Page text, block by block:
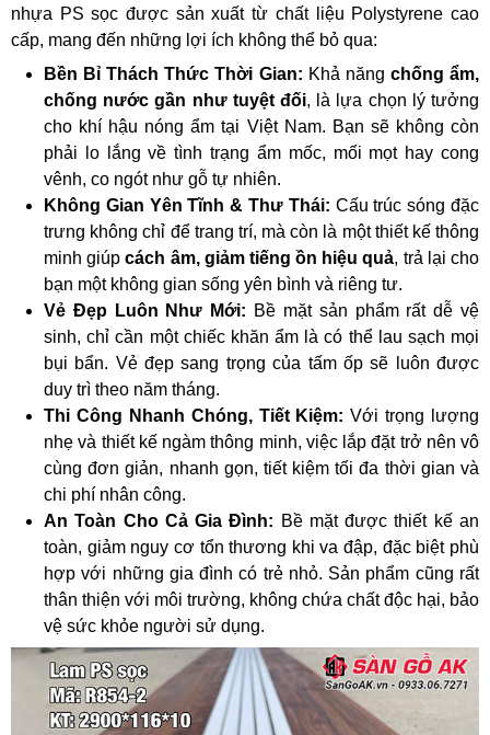
nhựa PS sọc được sản xuất từ chất liệu Polystyrene cao
cấp, mang đến những lợi ích không thể bỏ qua:
Bền Bỉ Thách Thức Thời Gian: Khả năng chống ẩm,
chống nước gần như tuyệt đối, là lựa chọn lý tưởng
cho khí hậu nóng ẩm tại Việt Nam. Bạn sẽ không còn
phải lo lắng về tình trạng ẩm mốc, mối mọt hay cong
vênh, co ngót như gỗ tự nhiên.
Không Gian Yên Tĩnh & Thư Thái: Cấu trúc sóng đặc
trưng không chỉ để trang trí, mà còn là một thiết kế thông
minh giúpcách âm, giảm tiếng ồn hiệu quả, trả lại cho
bạn một không gian sống yên bình và riêng tư.
Vẻ Đẹp Luôn Như Mới: Bề mặt sản phẩm rất dễ vệ
sinh, chỉ cần một chiếc khăn ẩm là có thể lau sạch mọi
bụi bẩn. Vẻ đẹp sang trọng của tấm ốp sẽ luôn được
duy trì theo năm tháng.
Thi Công Nhanh Chóng, Tiết Kiệm:Với trọng lượng
nhẹ và thiết kế ngàm thông minh, việc lắp đặt trở nên vô
cùng đơn giản, nhanh gọn, tiết kiệm tối đa thời gian và
chi phí nhân công.
An Toàn Cho Cả Gia Đình: Bề mặt được thiết kế an
toàn, giảm nguy cơ tổn thương khi va đập, đặc biệt phù
hợp với những gia đình có trẻ nhỏ. Sản phẩm cũng rất
thân thiện với môi trường, không chứa chất độc hại, bảo
vệ sức khỏe người sử dụng.